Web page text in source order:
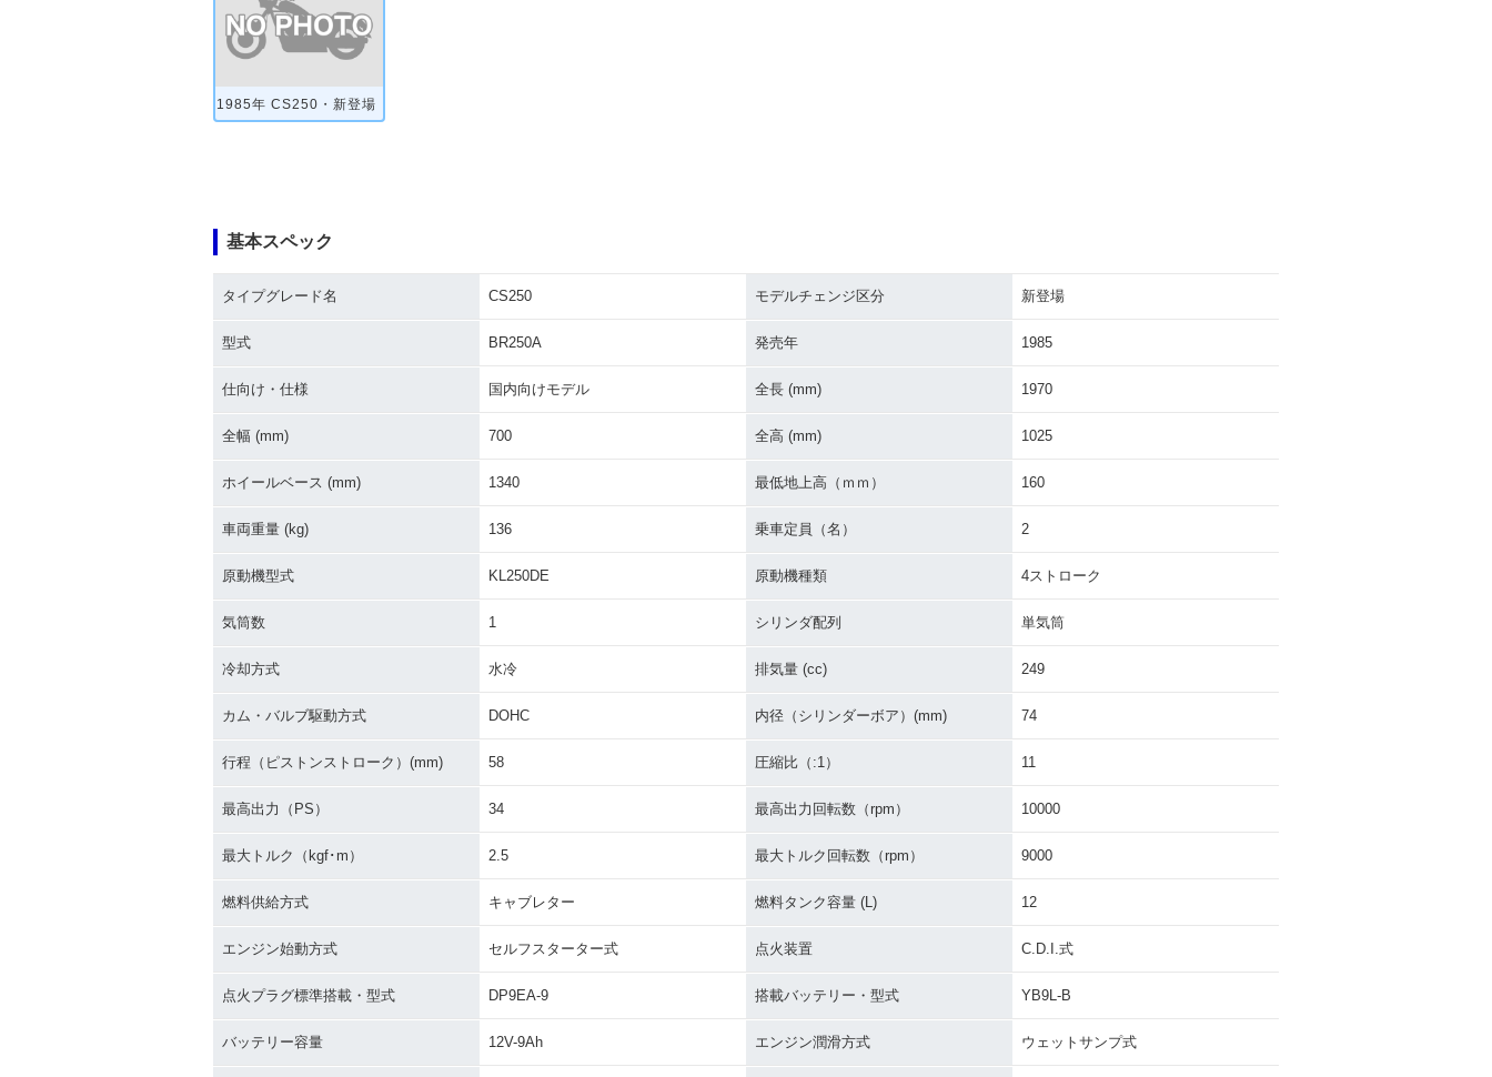
1985年 CS250・新登場
基本スペック
タイプグレード名 CS250 モデルチェンジ区分 新登場
型式 BR250A 発売年 1985
仕向け・仕様 国内向けモデル 全長 (mm) 1970
全幅 (mm) 700 全高 (mm) 1025
ホイールベース (mm) 1340 最低地上高（ｍｍ） 160
車両重量 (kg) 136 乗車定員（名） 2
原動機型式 KL250DE 原動機種類 4ストローク
気筒数 1 シリンダ配列 単気筒
冷却方式 水冷 排気量 (cc) 249
カム・バルブ駆動方式 DOHC 内径（シリンダーボア）(mm) 74
行程（ピストンストローク）(mm) 58 圧縮比（:1） 11
最高出力（PS） 34 最高出力回転数（rpm） 10000
最大トルク（kgf･m） 2.5 最大トルク回転数（rpm） 9000
燃料供給方式 キャブレター 燃料タンク容量 (L) 12
エンジン始動方式 セルフスターター式 点火装置 C.D.I.式
点火プラグ標準搭載・型式 DP9EA-9 搭載バッテリー・型式 YB9L-B
バッテリー容量 12V-9Ah エンジン潤滑方式 ウェットサンプ式